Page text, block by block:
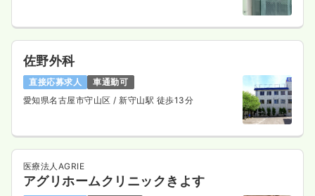
佐野外科
直接応募求人
車通勤可
愛知県名古屋市守山区/ 新守山駅 徒歩13分
医療法人AGRIE
アグリホームクリニックきよす